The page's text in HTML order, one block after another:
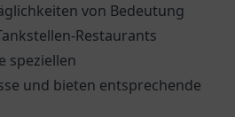
von Bedeutung
Restaurants
speziellen
und bieten entsprechende